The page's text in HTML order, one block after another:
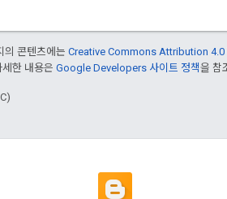
의 콘텐츠에는 Creative Commons Attribution 4.0
한 내용은 Google Developers 사이트 정책을 참